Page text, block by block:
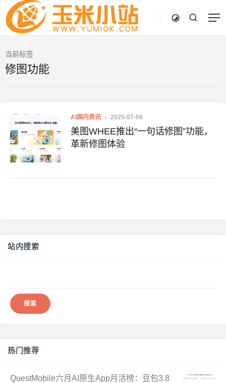
当前标签
修图功能
AI国内资讯 2025-07-06
美图WHEE推出“一句话修图”功能，
革新修图体验
站内搜索
热门推荐
QuestMobile六月AI原生App月活榜：豆包3.8